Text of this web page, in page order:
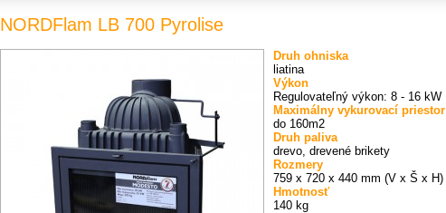
NORDFlam LB 700 Pyrolise
Druh ohniska
liatina
Výkon
Regulovateľný výkon: 8 - 16 kW
Maximálny vykurovací priestor
do 160m2
Druh paliva
drevo, drevené brikety
Rozmery
759 x 720 x 440 mm (V x Š x H)
Hmotnosť
140 kg